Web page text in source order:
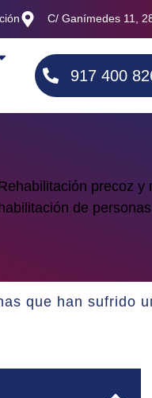
C/ Ganímedes 11,
917 400
que han sufrido